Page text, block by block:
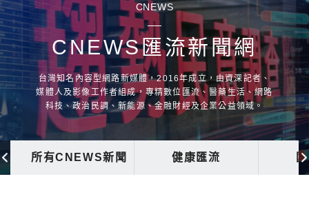
CNEWS
CNEWS匯流新聞網
台灣知名內容型網路新媒體，2016年成立，由資深記者、
媒體人及影像工作者組成，專精數位匯流、醫藥生活、網路
科技、政治民調、新能源、金融財經及企業公益領域。
所有CNEWS新聞 健康匯流